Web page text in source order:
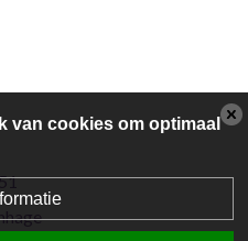
van cookies om optimaal